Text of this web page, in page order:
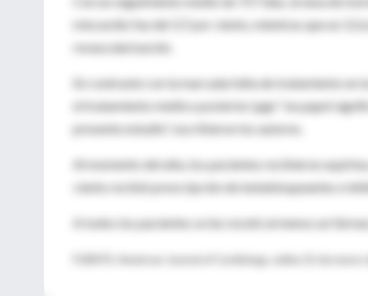
miocardio fue del 3,7 por ciento, mientras que un
revascularización.
En contraste con la marcada falta de tratamiento
el tratamiento médico posterior jugó "un papel
presente estudio", escribieron los autores.
Al momento del alta, los pacientes recibieron
ciento recibió prescripción de betabloqueantes e
A todos los pacientes se les recetó al menos un
FUENTE: American Journal of Cardiology, online 22 de marzo